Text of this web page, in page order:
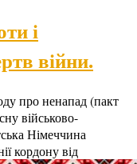
і
війни.
про ненапад (пакт
військово-
Німеччина
кордону від